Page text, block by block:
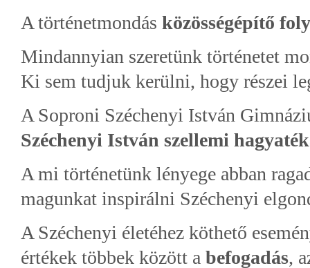
A történetmondás közösségépítő
Mindannyian szeretünk történetet
Ki sem tudjuk kerülni, hogy részei
A Soproni Széchenyi István
Széchenyi István szellemi
A mi történetünk lényege abban
magunkat inspirálni Széchenyi
A Széchenyi életéhez köthető
értékek többek között a befogadás,